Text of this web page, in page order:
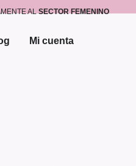
ALSECTOR FEMENINO
Mi cuenta